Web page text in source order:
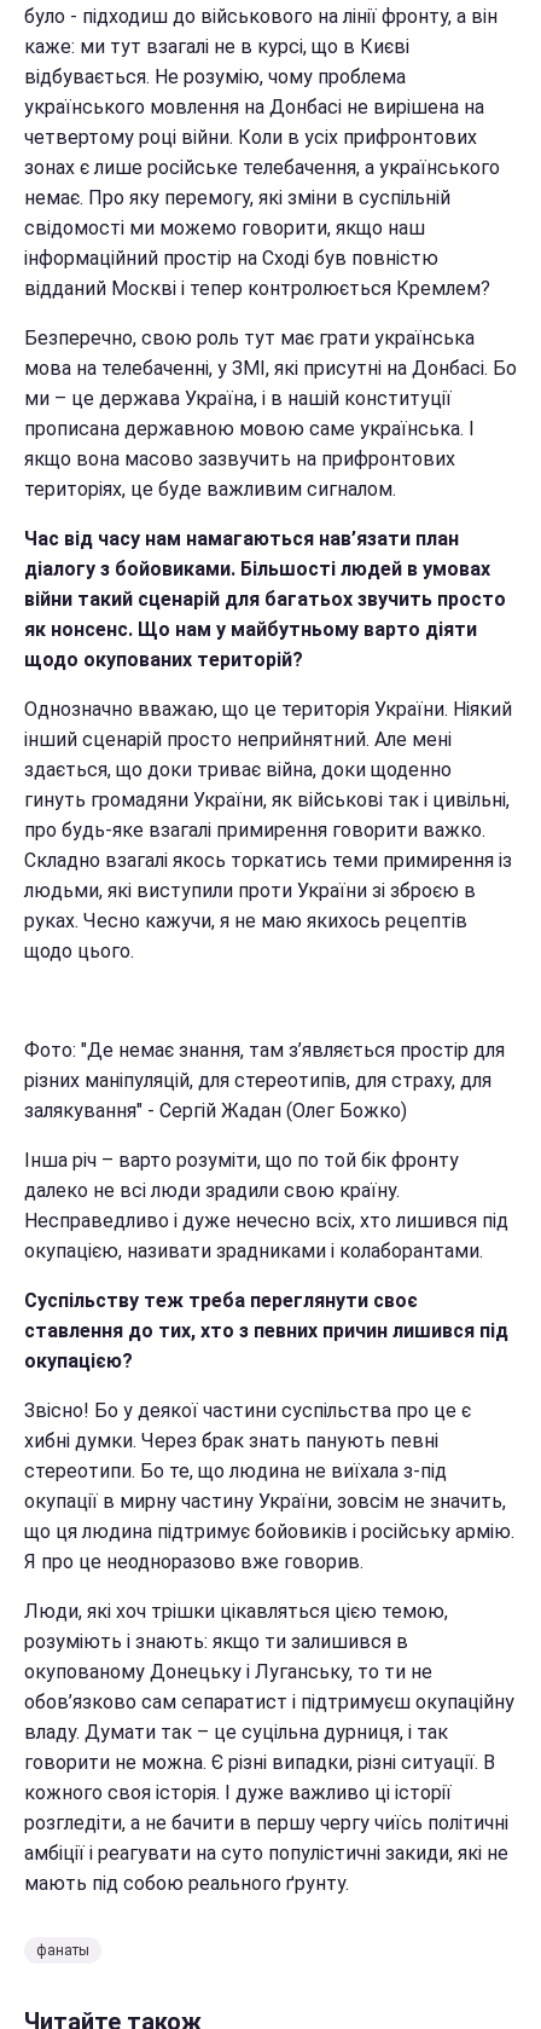
було - підходиш до військового на лінії фронту, а він
каже: ми тут взагалі не в курсі, що в Києві
відбувається. Не розумію, чому проблема
українського мовлення на Донбасі не вирішена на
четвертому році війни. Коли в усіх прифронтових
зонах є лише російське телебачення, а українського
немає. Про яку перемогу, які зміни в суспільній
свідомості ми можемо говорити, якщо наш
інформаційний простір на Сході був повністю
відданий Москві і тепер контролюється Кремлем?
Безперечно, свою роль тут має грати українська
мова на телебаченні, у ЗМІ, які присутні на Донбасі. Бо
ми – це держава Україна, і в нашій конституції
прописана державною мовою саме українська. І
якщо вона масово зазвучить на прифронтових
територіях, це буде важливим сигналом.
Час від часу нам намагаються нав’язати план
діалогу з бойовиками. Більшості людей в умовах
війни такий сценарій для багатьох звучить просто
як нонсенс. Що нам у майбутньому варто діяти
щодо окупованих територій?
Однозначно вважаю, що це територія України. Ніякий
інший сценарій просто неприйнятний. Але мені
здається, що доки триває війна, доки щоденно
гинуть громадяни України, як військові так і цивільні,
про будь-яке взагалі примирення говорити важко.
Складно взагалі якось торкатись теми примирення із
людьми, які виступили проти України зі зброєю в
руках. Чесно кажучи, я не маю якихось рецептів
щодо цього.
Фото: "Де немає знання, там з’являється простір для
різних маніпуляцій, для стереотипів, для страху, для
залякування" - Сергій Жадан (Олег Божко)
Інша річ – варто розуміти, що по той бік фронту
далеко не всі люди зрадили свою країну.
Несправедливо і дуже нечесно всіх, хто лишився під
окупацією, називати зрадниками і колаборантами.
Суспільству теж треба переглянути своє
ставлення до тих, хто з певних причин лишився під
окупацією?
Звісно! Бо у деякої частини суспільства про це є
хибні думки. Через брак знать панують певні
стереотипи. Бо те, що людина не виїхала з-під
окупації в мирну частину України, зовсім не значить,
що ця людина підтримує бойовиків і російську армію.
Я про це неодноразово вже говорив.
Люди, які хоч трішки цікавляться цією темою,
розуміють і знають: якщо ти залишився в
окупованому Донецьку і Луганську, то ти не
обов’язково сам сепаратист і підтримуєш окупаційну
владу. Думати так – це суцільна дурниця, і так
говорити не можна. Є різні випадки, різні ситуації. В
кожного своя історія. І дуже важливо ці історії
розгледіти, а не бачити в першу чергу чиїсь політичні
амбіції і реагувати на суто популістичні закиди, які не
мають під собою реального ґрунту.
фанаты
Читайте також